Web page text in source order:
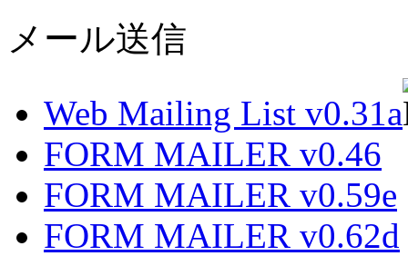
メール送信
Web Mailing List v0.31a
FORM MAILER v0.46
FORM MAILER v0.59e
FORM MAILER v0.62d